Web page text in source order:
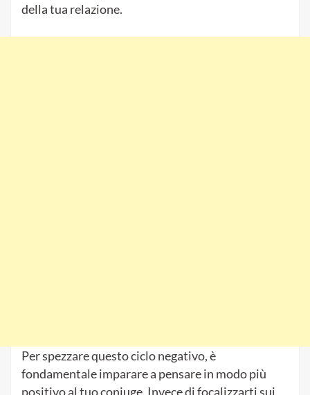
della tua relazione.
Per spezzare questo ciclo negativo, è
fondamentale imparare a pensare in modo più
positivo al tuo coniuge. Invece di focalizzarti sui